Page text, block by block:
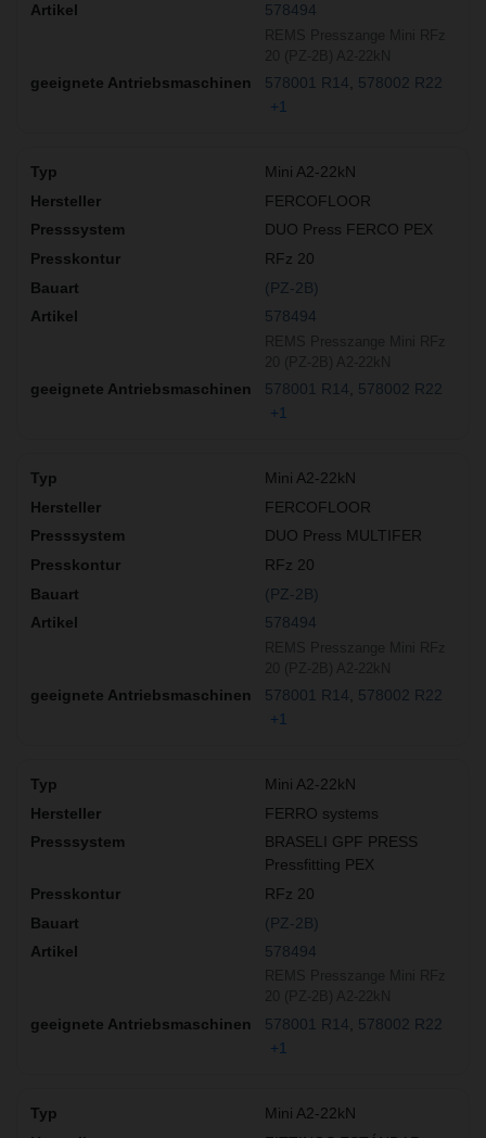
578494
578001 R14
578002 R22
+1
Mini A2-22kN
FERCOFLOOR
DUO Press FERCO PEX
RFz 20
(PZ-2B)
578494
578001 R14
578002 R22
+1
Mini A2-22kN
FERCOFLOOR
DUO Press MULTIFER
RFz 20
(PZ-2B)
578494
578001 R14
578002 R22
+1
Mini A2-22kN
FERRO systems
BRASELI GPF PRESS
Pressfitting PEX
RFz 20
(PZ-2B)
578494
578001 R14
578002 R22
+1
Mini A2-22kN